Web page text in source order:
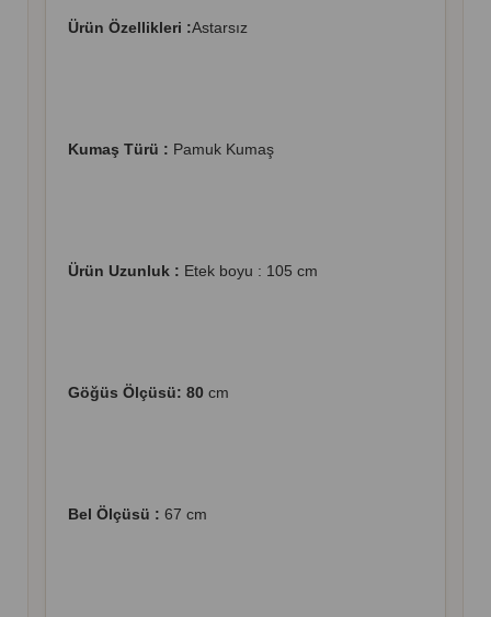
Ürün Özellikleri :Astarsız
Kumaş Türü : Pamuk Kumaş
Ürün Uzunluk : Etek boyu : 105 cm
Göğüs Ölçüsü: 80 cm
Bel Ölçüsü : 67 cm